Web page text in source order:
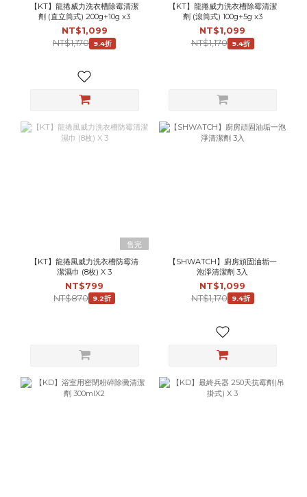
【KT】龍捲威力洗衣槽除霉清潔
劑 (直立筒式) 200g+10g x3
NT$1,099
NT$1,170
9.4折
【KT】龍捲威力洗衣槽除霉清潔
劑 (滾筒式) 100g+5g x3
NT$1,099
NT$1,170
9.4折
售完
【KT】龍捲風威力洗衣槽防霉清
潔濕巾 (8枚) X 3
NT$799
NT$870
9.2折
【SHWATCH】廚房頑固油垢一
泡淨清潔劑 3入
NT$1,099
NT$1,170
9.4折